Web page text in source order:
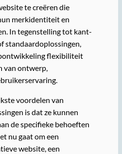
te creëren die
merkidentiteit en
In tegenstelling tot kant-
standaardoplossingen,
flexibiliteit
van ontwerp,
voordelen van
is dat ze kunnen
de specifieke behoeften
nu gaat om een
website, een